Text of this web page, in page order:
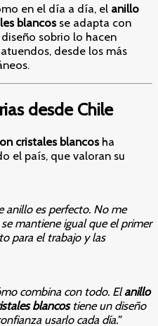
en el día a día, el anillo
blancosse adapta con
sobrio lo hacen
desde los más
desde Chile
cristales blancosha
el país, que valoran su
anillo es perfecto. No me
mantiene igual que el primer
para el trabajo y las
combina con todo. Elanillo
blancostiene un diseño
usarlo cada día.”